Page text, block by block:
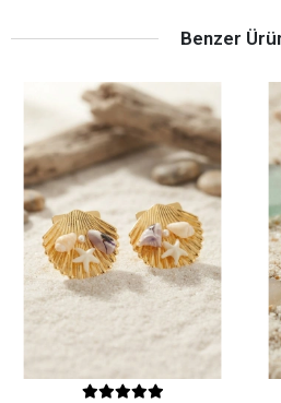
Benzer